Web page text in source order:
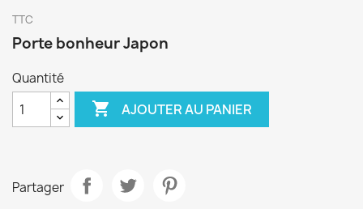
TTC
Porte bonheur Japon
Quantité
 AJOUTER AU PANIER
Partager